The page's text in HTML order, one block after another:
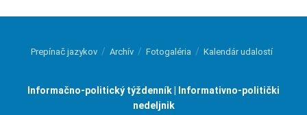
Prepínač jazykov Archív Fotogaléria Kalendár udalostí
Informačno-politický týždenník | Informativno-politički
nedeljnik